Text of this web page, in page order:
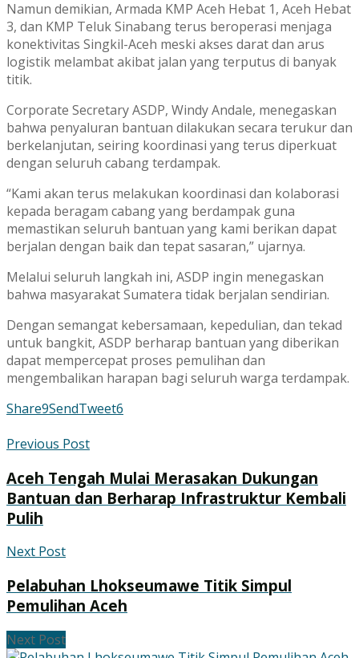
Namun demikian, Armada KMP Aceh Hebat 1, Aceh Hebat
3, dan KMP Teluk Sinabang terus beroperasi menjaga
konektivitas Singkil-Aceh meski akses darat dan arus
logistik melambat akibat jalan yang terputus di banyak
titik.
Corporate Secretary ASDP, Windy Andale, menegaskan
bahwa penyaluran bantuan dilakukan secara terukur dan
berkelanjutan, seiring koordinasi yang terus diperkuat
dengan seluruh cabang terdampak.
“Kami akan terus melakukan koordinasi dan kolaborasi
kepada beragam cabang yang berdampak guna
memastikan seluruh bantuan yang kami berikan dapat
berjalan dengan baik dan tepat sasaran,” ujarnya.
Melalui seluruh langkah ini, ASDP ingin menegaskan
bahwa masyarakat Sumatera tidak berjalan sendirian.
Dengan semangat kebersamaan, kepedulian, dan tekad
untuk bangkit, ASDP berharap bantuan yang diberikan
dapat mempercepat proses pemulihan dan
mengembalikan harapan bagi seluruh warga terdampak.
Share9SendTweet6
Previous Post
Aceh Tengah Mulai Merasakan Dukungan
Bantuan dan Berharap Infrastruktur Kembali
Pulih
Next Post
Pelabuhan Lhokseumawe Titik Simpul
Pemulihan Aceh
Next Post